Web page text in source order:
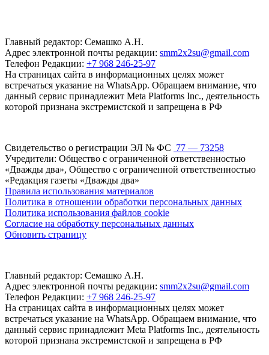
Главный редактор: Семашко А.Н.
Адрес электронной почты редакции: smm2x2su@gmail.com
Телефон Редакции: +7 968 246-25-97
На страницах сайта в информационных целях может
встречаться указание на WhatsApp. Обращаем внимание, что
данный сервис принадлежит Meta Platforms Inc., деятельность
которой признана экстремистской и запрещена в РФ
Свидетельство о регистрации ЭЛ № ФС 77 — 73258
Учредители: Общество с ограниченной ответственностью
«Дважды два», Общество с ограниченной ответственностью
«Редакция газеты «Дважды два»
Правила использования материалов
Политика в отношении обработки персональных данных
Политика использования файлов cookie
Согласие на обработку персональных данных
Обновить страницу
Главный редактор: Семашко А.Н.
Адрес электронной почты редакции: smm2x2su@gmail.com
Телефон Редакции: +7 968 246-25-97
На страницах сайта в информационных целях может
встречаться указание на WhatsApp. Обращаем внимание, что
данный сервис принадлежит Meta Platforms Inc., деятельность
которой признана экстремистской и запрещена в РФ